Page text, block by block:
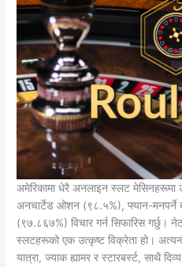
अमेरिकामा धेरै अनलाइन स्लट
अनचार्टेड ओशन (९८.५%), फ्यान-मनपर्ने
(९७.८६७%) विचार गर्न सिफारिस गर्छु।
स्लटहरूको एक उत्कृष्ट विक्रेता हो।
यात्रा, ज्याक ह्यामर र स्टारबर्स्ट, साथै